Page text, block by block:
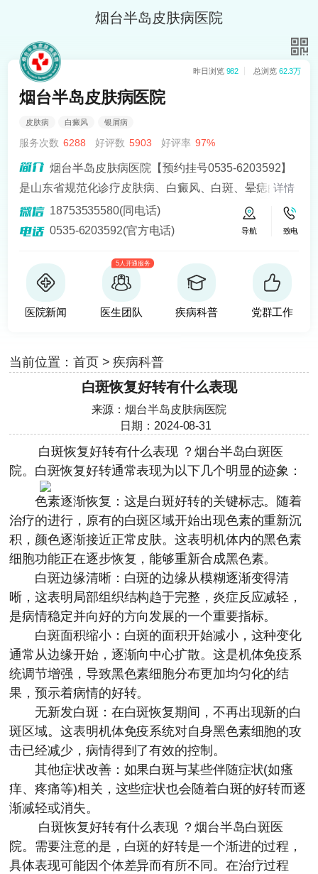
烟台半岛皮肤病医院
昨日浏览 982 总浏览 62.3万
烟台半岛皮肤病医院
皮肤病 白癜风 银屑病
服务次数 6288 好评数 5903 好评率 97%
烟台半岛皮肤病医院【预约挂号0535-6203592】
是山东省规范化诊疗皮肤病、白癜风、白斑、晕痣的医
院。熟悉皮肤病科常见病、多发病、疑难病的诊治，尤
其擅长光化学疗法、窄波紫外线、308准分子激光以及外
移植治疗白癜风，包括自体表皮移植、微小皮片移植、
自体培养黑素细胞移植等。
详情
18753535580(同电话)
0535-6203592(官方电话)
导航 致电
医院新闻
5人开通服务
医生团队 疾病科普 党群工作
当前位置： 首页>疾病科普
白斑恢复好转有什么表现
来源：烟台半岛皮肤病医院
日期：2024-08-31
白斑恢复好转有什么表现 ？ 烟台半岛白斑医
院。白斑恢复好转通常表现为以下几个明显的迹象：
色素逐渐恢复：这是白斑好转的关键标志。随着
治疗的进行，原有的白斑区域开始出现色素的重新沉
积，颜色逐渐接近正常皮肤。这表明机体内的黑色素
细胞功能正在逐步恢复，能够重新合成黑色素。
白斑边缘清晰：白斑的边缘从模糊逐渐变得清
晰，这表明局部组织结构趋于完整，炎症反应减轻，
是病情稳定并向好的方向发展的一个重要指标。
白斑面积缩小：白斑的面积开始减小，这种变化
通常从边缘开始，逐渐向中心扩散。这是机体免疫系
统调节增强，导致黑色素细胞分布更加均匀化的结
果，预示着病情的好转。
无新发白斑：在白斑恢复期间，不再出现新的白
斑区域。这表明机体免疫系统对自身黑色素细胞的攻
击已经减少，病情得到了有效的控制。
其他症状改善：如果白斑与某些伴随症状(如瘙
痒、疼痛等)相关，这些症状也会随着白斑的好转而逐
渐减轻或消失。
白斑恢复好转有什么表现 ？ 烟台半岛白斑医
院。需要注意的是，白斑的好转是一个渐进的过程，
具体表现可能因个体差异而有所不同。在治疗过程